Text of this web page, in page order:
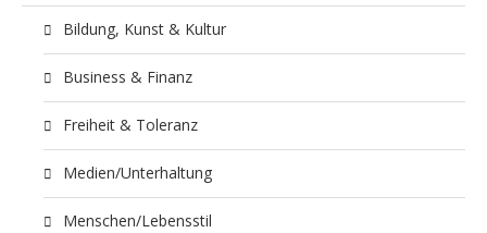
Bildung, Kunst & Kultur
Business & Finanz
Freiheit & Toleranz
Medien/Unterhaltung
Menschen/Lebensstil